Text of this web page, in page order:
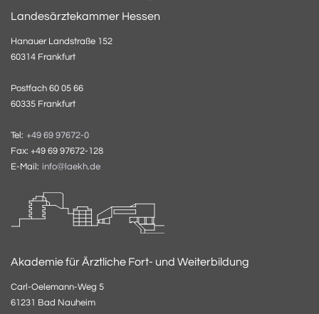
Landesärztekammer Hessen
Hanauer Landstraße 152
60314 Frankfurt
Postfach 60 05 66
60335 Frankfurt
Tel: +49 69 97672-0
Fax: +49 69 97672-128
E-Mail: info@laekh.de
Akademie für Ärztliche Fort- und Weiterbildung
Carl-Oelemann-Weg 5
61231 Bad Nauheim